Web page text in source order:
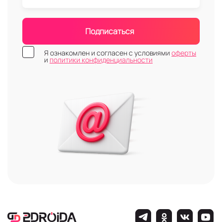
В металлических, алюминиевых и пластиковых
корпусах следующих цветов: белого, чёрного,
серого, синего, оранжевого, зелёного,
золотого, серебристого и т.д.;
Со степенью защиты от влаги и пыли от IP55
С поддержкой стандартов 2G/3G/4G LTE/5G и
2G/3G/4G LTE;
С мощными процессорами Qualcomm и
Полный перечень характеристик, параметров, а
также описание и фото каждого девайса есть в
менеджер-консультант интернет-магазина
Подписаться
Я ознакомлен и согласен с условиями оферты
и политики конфиденциальности